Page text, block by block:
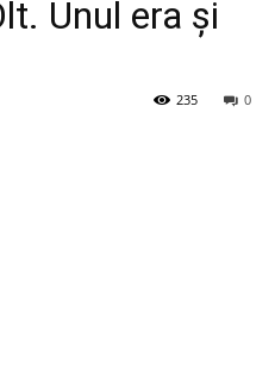
Unul era și
0
235